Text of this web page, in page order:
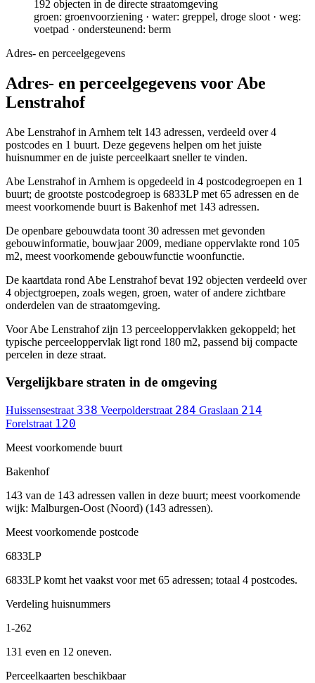
192 objecten in de directe straatomgeving
groen: groenvoorziening · water: greppel, droge sloot · weg:
voetpad · ondersteunend: berm
Adres- en perceelgegevens
Adres- en perceelgegevens voor Abe
Lenstrahof
Abe Lenstrahof in Arnhem telt 143 adressen, verdeeld over 4
postcodes en 1 buurt. Deze gegevens helpen om het juiste
huisnummer en de juiste perceelkaart sneller te vinden.
Abe Lenstrahof in Arnhem is opgedeeld in 4 postcodegroepen en 1
buurt; de grootste postcodegroep is 6833LP met 65 adressen en de
meest voorkomende buurt is Bakenhof met 143 adressen.
De openbare gebouwdata toont 30 adressen met gevonden
gebouwinformatie, bouwjaar 2009, mediane oppervlakte rond 105
m2, meest voorkomende gebouwfunctie woonfunctie.
De kaartdata rond Abe Lenstrahof bevat 192 objecten verdeeld over
4 objectgroepen, zoals wegen, groen, water of andere zichtbare
onderdelen van de straatomgeving.
Voor Abe Lenstrahof zijn 13 perceeloppervlakken gekoppeld; het
typische perceeloppervlak ligt rond 180 m2, passend bij compacte
percelen in deze straat.
Vergelijkbare straten in de omgeving
Huissensestraat 338 Veerpolderstraat 284 Graslaan 214
Forelstraat 120
Meest voorkomende buurt
Bakenhof
143 van de 143 adressen vallen in deze buurt; meest voorkomende
wijk: Malburgen-Oost (Noord) (143 adressen).
Meest voorkomende postcode
6833LP
6833LP komt het vaakst voor met 65 adressen; totaal 4 postcodes.
Verdeling huisnummers
1-262
131 even en 12 oneven.
Perceelkaarten beschikbaar